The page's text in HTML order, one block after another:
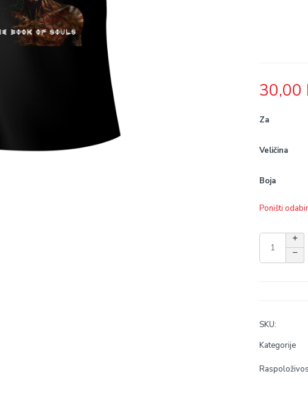
30,00
Za
Veličina
Boja
Poništi odabir
SKU:
Kategorije